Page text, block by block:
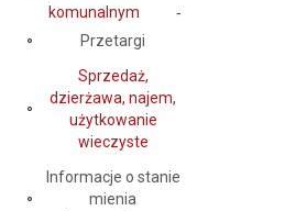
komunalnym
Przetargi
Sprzedaż,
dzierżawa, najem,
użytkowanie
wieczyste
Informacje o stanie
mienia